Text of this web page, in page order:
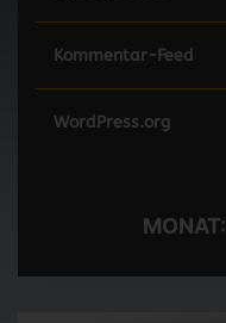
Kommentar-Feed
WordPress.org
MONAT: